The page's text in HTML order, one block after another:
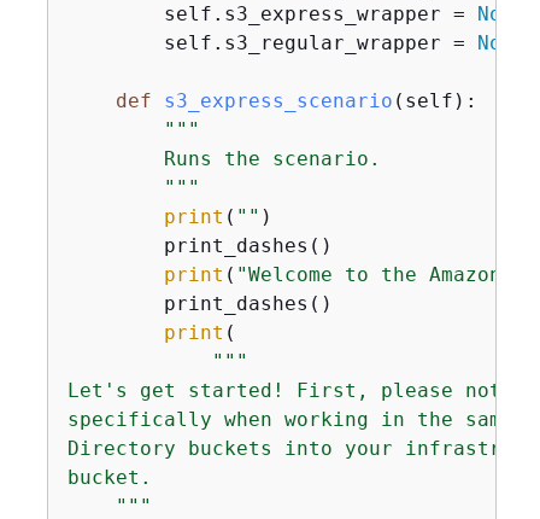
        self.s3_express_wrapper =
None
        self.s3_regular_wrapper =
None
def s3_express_scenario ( self ):
"""
        Runs the scenario.
        """
print ( "" )
        print_dashes()
print ( "Welcome to the Amazon
        print_dashes()
print (
"""
Let's get started! First, please note
specifically when working in the same
Directory buckets into your
bucket.
    """